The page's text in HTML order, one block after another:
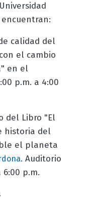
calidad del
el cambio
en el
p.m. a 4:00
del Libro "El
historia del
el planeta
. Auditorio
p.m.